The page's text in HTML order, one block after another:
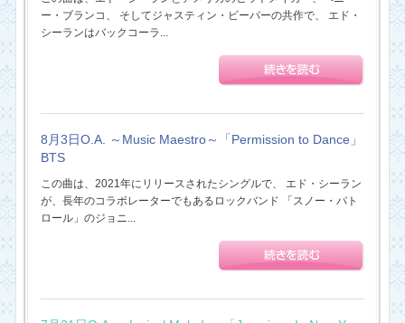
ー・ブランコ、 そしてジャスティン・ビーバーの共作で、 エド・
シーランはバックコーラ...
8月3日O.A. ～Music Maestro～「Permission to Dance」
BTS
この曲は、2021年にリリースされたシングルで、 エド・シーラン
が、長年のコラボレーターでもあるロックバンド 「スノー・パト
ロール」のジョニ...